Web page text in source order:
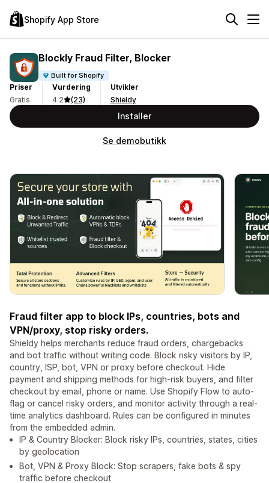
Shopify App Store
Blockly Fraud Filter, Blocker
Built for Shopify
Priser
Gratis
Vurdering
4.2
(23)
Utvikler
Shieldy
Installer
Se demobutikk
Fraud filter app to block IPs, countries, bots and
VPN/proxy, stop risky orders.
Shieldy helps merchants reduce fraud orders, chargebacks
and bot traffic without writing code. Block risky visitors by IP,
country, ISP, bot, VPN or proxy before checkout. Hide
payment and shipping methods for high-risk buyers, and filter
checkout by email, phone or name. Use Shopify Flow to auto-
flag or cancel risky orders, and monitor activity through a real-
time analytics dashboard. Rules can be configured in minutes
from the embedded admin.
IP & Country Blocker: Block risky IPs, countries, states, cities
by geolocation
Bot, VPN & Proxy Block: Stop scrapers, fake bots & spy
traffic before checkout